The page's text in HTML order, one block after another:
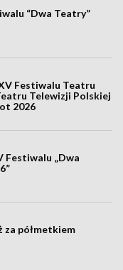
“Dwa Teatry”
Festiwalu Teatru
Telewizji Polskiej
2026
Festiwalu „Dwa
za półmetkiem